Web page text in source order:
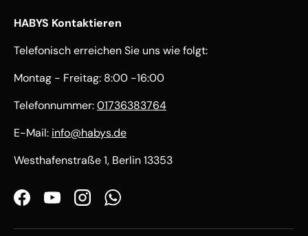
HABYS Kontaktieren
Telefonisch erreichen Sie uns wie folgt:
Montag - Freitag: 8:00 -16:00
Telefonnummer:01736383764
E-Mail: info@habys.de
Westhafenstraße 1, Berlin 13353
FacebookYouTubeInstagramWhatsApp